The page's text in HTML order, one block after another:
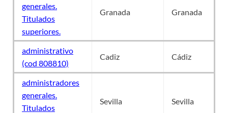
generales.
Titulados
superiores.
Granada Granada
administrativo
(cod 808810)
Cadiz Cádiz
administradores
generales.
Titulados
Sevilla Sevilla